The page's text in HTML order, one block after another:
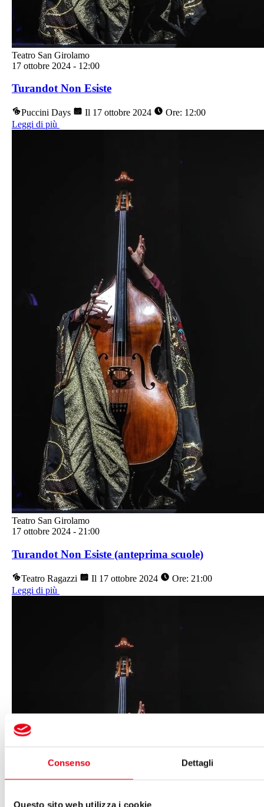
Consenso Dettagli
Questo sito web utilizza i cookie
Teatro San Girolamo
17 ottobre 2024 - 12:00
Turandot Non Esiste
Puccini Days Il 17 ottobre 2024
Ore: 12:00
Leggi di più
Teatro San Girolamo
17 ottobre 2024 - 21:00
Turandot Non Esiste (anteprima scuole)
Teatro Ragazzi Il 17 ottobre 2024
Ore: 21:00
Leggi di più